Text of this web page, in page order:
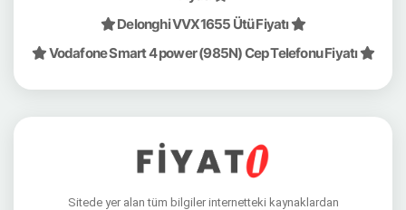
Delonghi VVX1655 Ütü Fiyatı
Vodafone Smart 4 power (985N) Cep Telefonu Fiyatı
Sitede yer alan tüm bilgiler internetteki kaynaklardan